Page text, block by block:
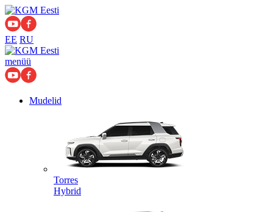
EE RU
menüü
Mudelid
Torres
Hybrid